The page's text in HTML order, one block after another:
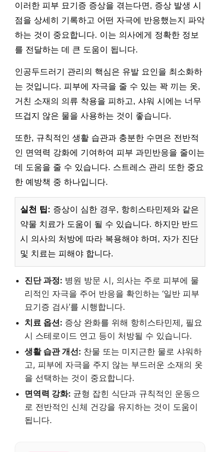
이러한 피부 묘기증 증상을 겪는다면, 증상 발생 시
점을 상세히 기록하고 어떤 자극에 반응했는지 파악
하는 것이 중요합니다. 이는 의사에게 정확한 정보
를 전달하는 데 큰 도움이 됩니다.
인공두드러기 관리의 핵심은 유발 요인을 최소화하
는 것입니다. 피부에 자극을 줄 수 있는 꽉 끼는 옷,
거친 소재의 의류 착용을 피하고, 샤워 시에는 너무
뜨겁지 않은 물을 사용하는 것이 좋습니다.
또한, 규칙적인 생활 습관과 충분한 수면은 전반적
인 면역력 강화에 기여하여 피부 과민반응을 줄이는
데 도움을 줄 수 있습니다. 스트레스 관리 또한 중요
한 예방책 중 하나입니다.
실천 팁: 증상이 심한 경우, 항히스타민제와 같은
약물 치료가 도움이 될 수 있습니다. 하지만 반드
시 의사의 처방에 따라 복용해야 하며, 자가 진단
및 치료는 피해야 합니다.
진단 과정: 병원 방문 시, 의사는 주로 피부에 물
리적인 자극을 주어 반응을 확인하는 ‘일반 피부
묘기증 검사’를 시행합니다.
치료 옵션: 증상 완화를 위해 항히스타민제, 필요
시 스테로이드 연고 등이 처방될 수 있습니다.
생활 습관 개선: 찬물 또는 미지근한 물로 샤워하
고, 피부에 자극을 주지 않는 부드러운 소재의 옷
을 선택하는 것이 중요합니다.
면역력 강화: 균형 잡힌 식단과 규칙적인 운동으
로 전반적인 신체 건강을 유지하는 것이 도움이
됩니다.